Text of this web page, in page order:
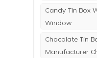
Candy Tin Box
Window
Chocolate Tin
Manufacturer